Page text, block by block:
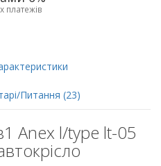
платежів
Питання (23)
Anex l/type lt-05